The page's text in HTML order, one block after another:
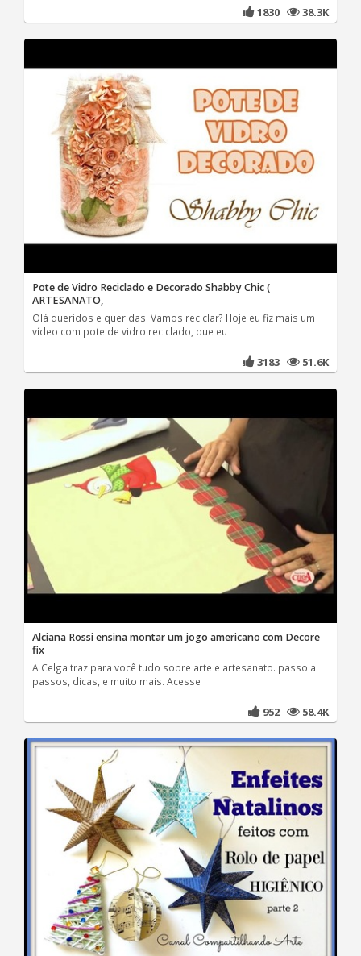
1830 38.3K
Pote de Vidro Reciclado e Decorado Shabby Chic (
ARTESANATO,
Olá queridos e queridas! Vamos reciclar? Hoje eu fiz mais um
vídeo com pote de vidro reciclado, que eu
3183 51.6K
Alciana Rossi ensina montar um jogo americano com Decore
fix
A Celga traz para você tudo sobre arte e artesanato. passo a
passos, dicas, e muito mais. Acesse
952 58.4K